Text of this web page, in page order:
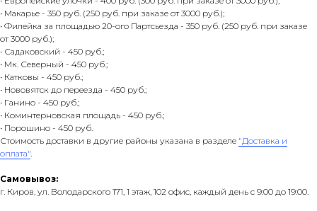
• Макарье - 350 руб. (250 руб. при заказе от 3000 руб.);
• Филейка за площадью 20-ого Партсьезда - 350 руб. (250 руб. при заказе
от 3000 руб.);
• Садаковский - 450 руб.;
• Мк. Северный - 450 руб.;
• Катковы - 450 руб.;
• Нововятск до переезда - 450 руб.;
• Ганино - 450 руб.;
• Коминтерновская площадь - 450 руб.;
• Порошино - 450 руб.
Стоимость доставки в другие районы указана в разделе "Доставка и
оплата".
Самовывоз:
г. Киров, ул. Володарского 171, 1 этаж, 102 офис, каждый день с 9:00 до 19:00.